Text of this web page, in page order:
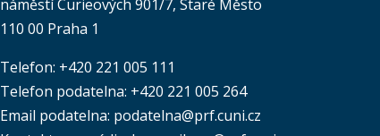
náměstí Curieových 901/7, Staré Město
110 00 Praha 1
Telefon: +420 221 005 111
Telefon podatelna: +420 221 005 264
Email podatelna: podatelna@prf.cuni.cz